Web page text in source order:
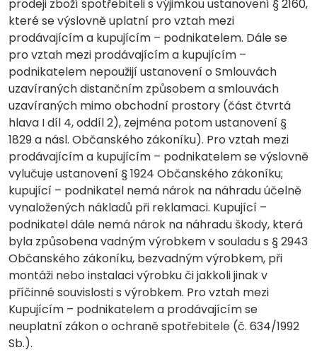
prodeji zboží spotřebiteli s výjimkou ustanovení § 2160,
které se výslovně uplatní pro vztah mezi
prodávajícím a kupujícím – podnikatelem. Dále se
pro vztah mezi prodávajícím a kupujícím –
podnikatelem nepoužijí ustanovení o Smlouvách
uzavíraných distančním způsobem a smlouvách
uzavíraných mimo obchodní prostory (část čtvrtá
hlava I díl 4, oddíl 2), zejména potom ustanovení §
1829 a násl. Občanského zákoníku). Pro vztah mezi
prodávajícím a kupujícím – podnikatelem se výslovně
vylučuje ustanovení § 1924 Občanského zákoníku;
kupující – podnikatel nemá nárok na náhradu účelně
vynaložených nákladů při reklamaci. Kupující –
podnikatel dále nemá nárok na náhradu škody, která
byla způsobena vadným výrobkem v souladu s § 2943
Občanského zákoníku, bezvadným výrobkem, při
montáži nebo instalaci výrobku či jakkoli jinak v
příčinné souvislosti s výrobkem. Pro vztah mezi
Kupujícím – podnikatelem a prodávajícím se
neuplatní zákon o ochraně spotřebitele (č. 634/1992
Sb.).